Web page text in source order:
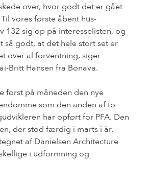
over, hvor godt det er gået
vores første åbent hus-
132 sig op på interesselisten, og
så godt, at det hele stort set er
over al forventning, siger
Britt Hansen fra Bonava.
først på måneden den nye
som den anden af to
har opført for PFA. Den
der stod færdig i marts i år.
af Danielsen Architecture
i udformning og